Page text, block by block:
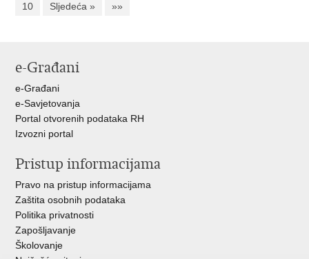
10
Sljedeća » »»
e-Građani
e-Građani
e-Savjetovanja
Portal otvorenih podataka RH
Izvozni portal
Pristup informacijama
Pravo na pristup informacijama
Zaštita osobnih podataka
Politika privatnosti
Zapošljavanje
Školovanje